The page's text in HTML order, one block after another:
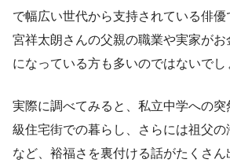
で幅広い世代から支持されている俳
宮祥太朗さんの父親の職業や実家が
になっている方も多いのではないでし
実際に調べてみると、私立中学への
級住宅街での暮らし、さらには祖父の
など、裕福さを裏付ける話がたくさん